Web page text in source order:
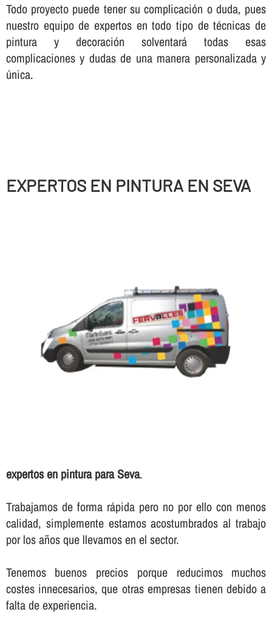
Todo proyecto puede tener su complicación o duda, pues
nuestro equipo de expertos en todo tipo de técnicas de
pintura y decoración solventará todas esas
complicaciones y dudas de una manera personalizada y
única.
EXPERTOS EN PINTURA EN SEVA
expertos en pintura para Seva.
Trabajamos de forma rápida pero no por ello con menos
calidad, simplemente estamos acostumbrados al trabajo
por los años que llevamos en el sector.
Tenemos buenos precios porque reducimos muchos
costes innecesarios, que otras empresas tienen debido a
falta de experiencia.